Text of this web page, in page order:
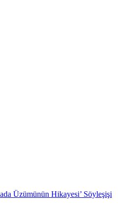
Üzümünün Hikayesi’ Söyleşişi